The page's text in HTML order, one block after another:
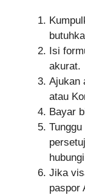
Isi
akurat.
Ajukan
atau
Bayar
Jika
paspor